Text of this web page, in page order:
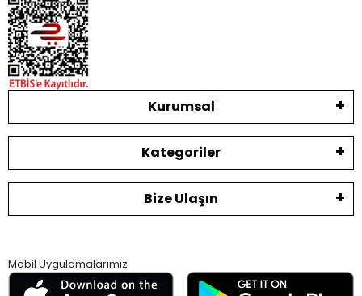
Kurumsal
Kategoriler
Bize Ulaşın
Mobil Uygulamalarımız